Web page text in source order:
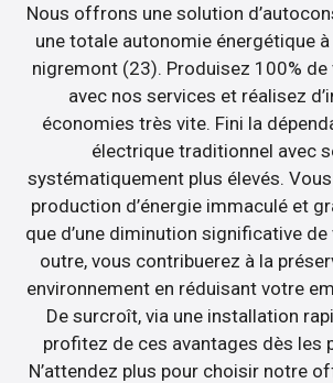
Nous offrons une solution
une totale autonomie énergétique
nigremont (23). Produisez 100%
avec nos services et réalisez
économies très vite. Fini la
électrique traditionnel avec
systématiquement plus élevés.
production d’énergie immaculé et
que d’une diminution significative
outre, vous contribuerez à la
environnement en réduisant votre
De surcroît, via une installation
profitez de ces avantages dès les
N’attendez plus pour choisir notre